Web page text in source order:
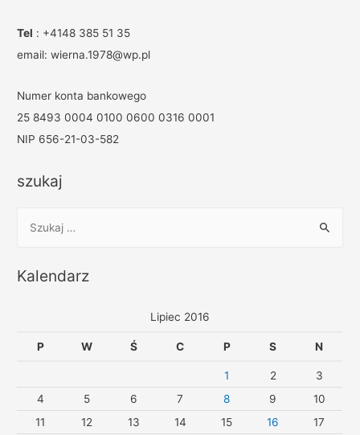
Tel : +4148 385 51 35
email: wierna.1978@wp.pl
Numer konta bankowego
25 8493 0004 0100 0600 0316 0001
NIP 656-21-03-582
szukaj
Kalendarz
Lipiec 2016
P W Ś C P S N
1 2
3
4
5 6 7 8 9
10
11
12 13 14 15 16
17